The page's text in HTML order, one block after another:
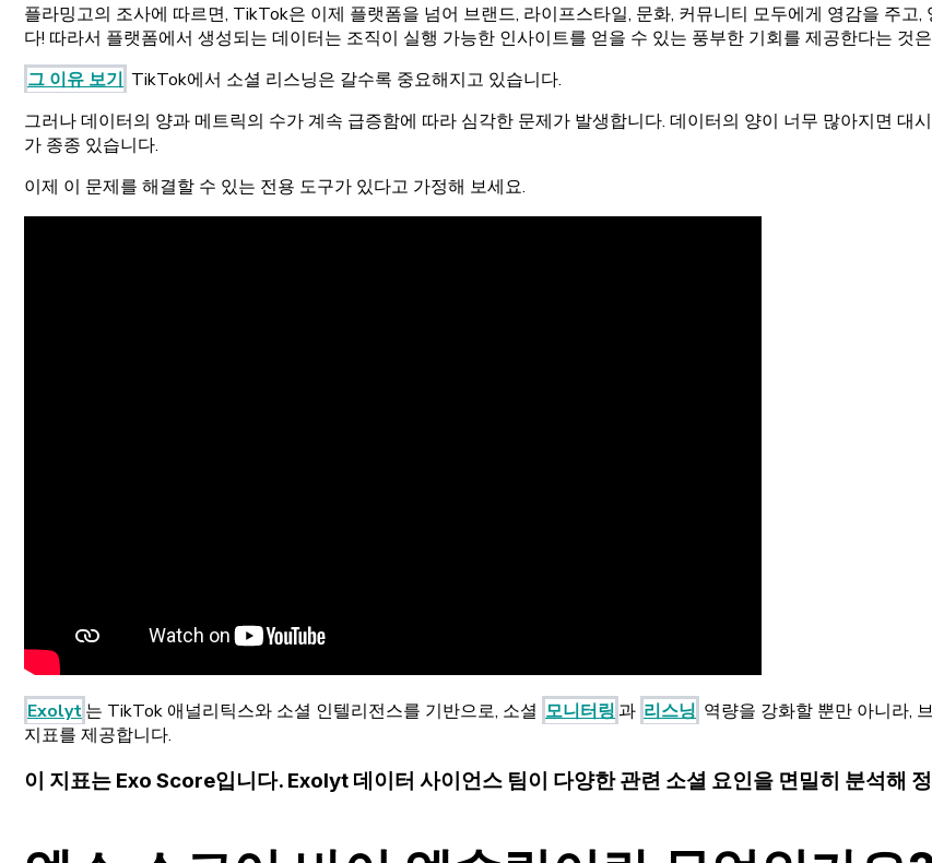
플라밍고의 조사에 따르면, TikTok은 이제 플랫폼을 넘어 브랜드, 라이프스타일, 문화, 커뮤니티 모두에게 영감을 주
다! 따라서 플랫폼에서 생성되는 데이터는 조직이 실행 가능한 인사이트를 얻을 수 있는 풍부한 기회를 제공한다는 것
그 이유 보기 TikTok에서 소셜 리스닝은 갈수록 중요해지고 있습니다.
그러나 데이터의 양과 메트릭의 수가 계속 급증함에 따라 심각한 문제가 발생합니다. 데이터의 양이 너무 많아지면 대
가 종종 있습니다.
이제 이 문제를 해결할 수 있는 전용 도구가 있다고 가정해 보세요.
Exolyt는 TikTok 애널리틱스와 소셜 인텔리전스를 기반으로, 소셜 모니터링과 리스닝 역량을 강화할 뿐만 아니라,
지표를 제공합니다.
이 지표는 Exo Score입니다. Exolyt 데이터 사이언스 팀이 다양한 관련 소셜 요인을 면밀히 분석해